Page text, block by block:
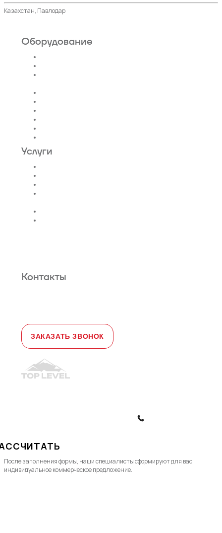
Казахстан, Павлодар
Оборудование
Услуги
Контакты
ЗАКАЗАТЬ ЗВОНОК
После заполнения формы, наши специалисты cформируют для вас
индивидуальное коммерческое предложение.